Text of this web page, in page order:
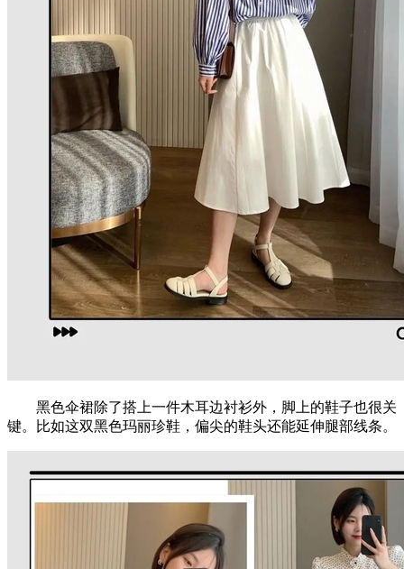
黑色伞裙除了搭上一件木耳边衬衫外，脚上的鞋子也很关
键。比如这双黑色玛丽珍鞋，偏尖的鞋头还能延伸腿部线条。